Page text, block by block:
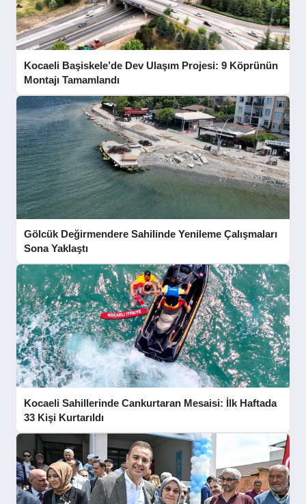
Kocaeli Başiskele’de Dev Ulaşım Projesi: 9 Köprünün
Montajı Tamamlandı
Gölcük Değirmendere Sahilinde Yenileme Çalışmaları
Sona Yaklaştı
Kocaeli Sahillerinde Cankurtaran Mesaisi: İlk Haftada
33 Kişi Kurtarıldı